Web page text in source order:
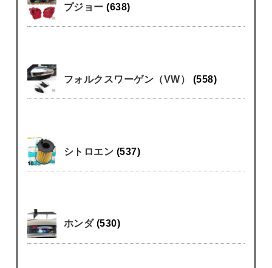
プジョー(638)
フォルクスワーゲン（VW） (558)
シトロエン (537)
ホンダ (530)